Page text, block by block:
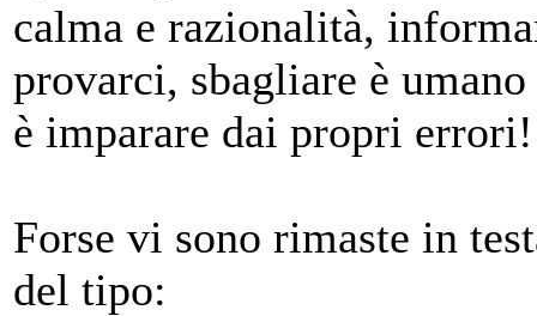
calma e razionalità,
provarci, sbagliare è
è imparare dai propri errori!
Forse vi sono rimaste in
del tipo: